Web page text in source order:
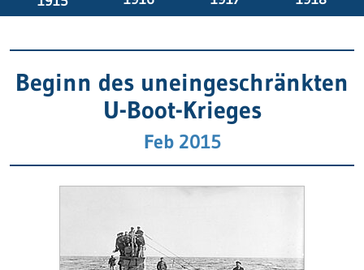
Beginn des uneingeschränkten
U-Boot-Krieges
Feb 2015